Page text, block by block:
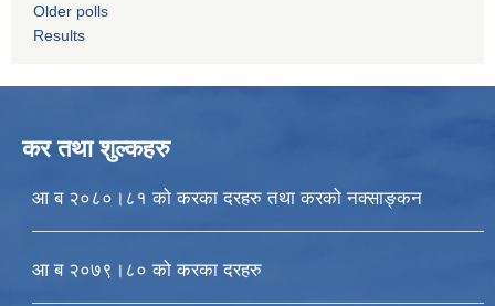
Older polls
Results
कर तथा शुल्कहरु
आ ब २०८०।८१ को करका दरहरु तथा करको नक्साङ्कन
आ ब २०७९।८० को करका दरहरु